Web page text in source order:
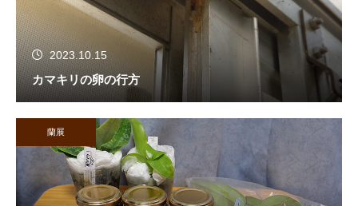
2023.10.15
カマキリの卵の行方
蘭展